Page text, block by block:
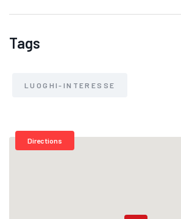
Tags
LUOGHI-INTERESSE
Directions